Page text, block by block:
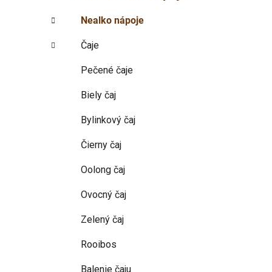
a
n
i
Nealko nápoje
Čaje
Pečené čaje
Biely čaj
Bylinkový čaj
Čierny čaj
Oolong čaj
Ovocný čaj
Zelený čaj
Rooibos
Balenie čaju